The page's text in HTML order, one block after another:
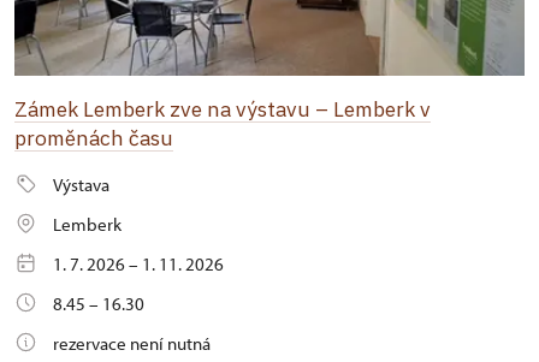
Zámek Lemberk zve na výstavu – Lemberk v
proměnách času
Výstava
Lemberk
1. 7. 2026 – 1. 11. 2026
8.45 – 16.30
rezervace není nutná